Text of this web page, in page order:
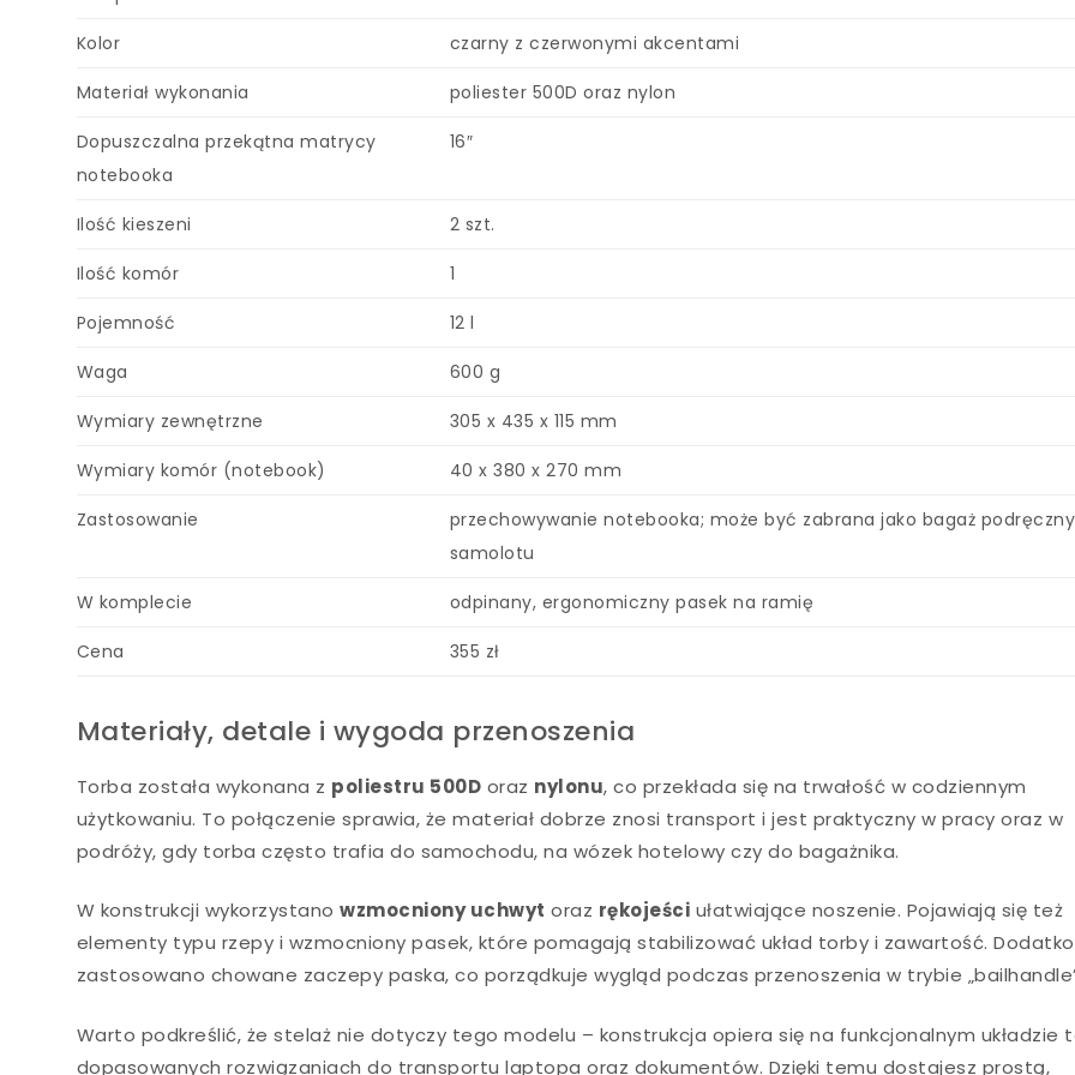
Kolor czarny z czerwonymi akcentami
Materiał wykonania poliester 500D oraz nylon
Dopuszczalna przekątna matrycy
notebooka
16″
Ilość kieszeni 2 szt.
Ilość komór 1
Pojemność 12 l
Waga 600 g
Wymiary zewnętrzne 305 x 435 x 115 mm
Wymiary komór (notebook) 40 x 380 x 270 mm
Zastosowanie
przechowywanie notebooka; może być zabrana jako bagaż
samolotu
W komplecie odpinany, ergonomiczny pasek na ramię
Cena 355 zł
Materiały, detale i wygoda przenoszenia
Torba została wykonana z poliestru 500D oraz nylonu, co przekłada się na trwałość w codziennym
użytkowaniu. To połączenie sprawia, że materiał dobrze znosi transport i jest praktyczny w pracy oraz w
podróży, gdy torba często trafia do samochodu, na wózek hotelowy czy do bagażnika.
W konstrukcji wykorzystanowzmocniony uchwyt oraz rękojeści ułatwiające noszenie. Pojawiają się też
elementy typu rzepy i wzmocniony pasek, które pomagają stabilizować układ torby i zawartość.
zastosowano chowane zaczepy paska, co porządkuje wygląd podczas przenoszenia w trybie
Warto podkreślić, że stelaż nie dotyczy tego modelu – konstrukcja opiera się na funkcjonalnym układzie
dopasowanych rozwiązaniach do transportu laptopa oraz dokumentów. Dzięki temu dostajesz prostą,